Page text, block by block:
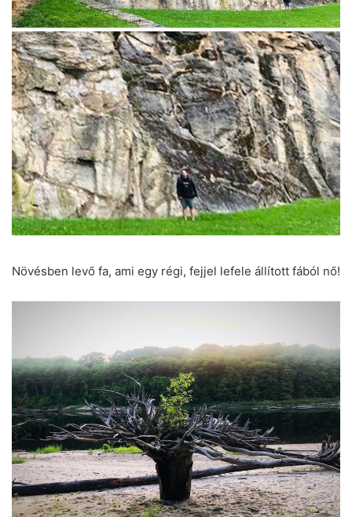
Növésben levő fa, ami egy régi, fejjel lefele állított fából nő!